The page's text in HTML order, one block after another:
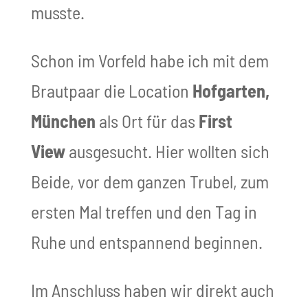
musste.
Schon im Vorfeld habe ich mit dem
Brautpaar die Location Hofgarten,
München als Ort für das First
Viewausgesucht. Hier wollten sich
Beide, vor dem ganzen Trubel, zum
ersten Mal treffen und den Tag in
Ruhe und entspannend beginnen.
Im Anschluss haben wir direkt auch